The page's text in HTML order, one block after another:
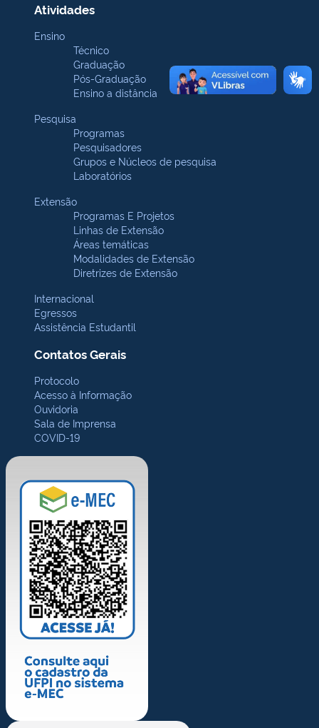
Atividades
Ensino
Técnico
Graduação
Pós-Graduação
Ensino a distância
Pesquisa
Programas
Pesquisadores
Grupos e Núcleos de pesquisa
Laboratórios
Extensão
Programas E Projetos
Linhas de Extensão
Áreas temáticas
Modalidades de Extensão
Diretrizes de Extensão
Internacional
Egressos
Assistência Estudantil
Contatos Gerais
Protocolo
Acesso à Informação
Ouvidoria
Sala de Imprensa
COVID-19